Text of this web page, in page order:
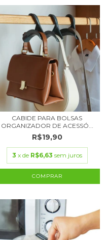
CABIDE PARA BOLSAS
ORGANIZADOR DE ACESSÓ...
R$19,90
3 x de R$6,63 sem juros
COMPRAR